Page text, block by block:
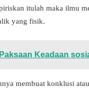
itulah maka ilmu
yang fisik.
Keadaan
membuat konklusi